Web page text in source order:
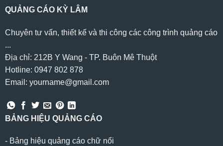
QUẢNG CÁO KỲ LÂM
Chuyên tư vấn, thiết kế và thi công các công trình quảng cáo
...
Địa chỉ: 212B Y Wang - TP. Buôn Mê Thuột
Hotline: 0947 802 878
Email: yourname@gmail.com
BẢNG HIỆU QUẢNG CÁO
- Bảng hiệu quảng cáo chữ nổi